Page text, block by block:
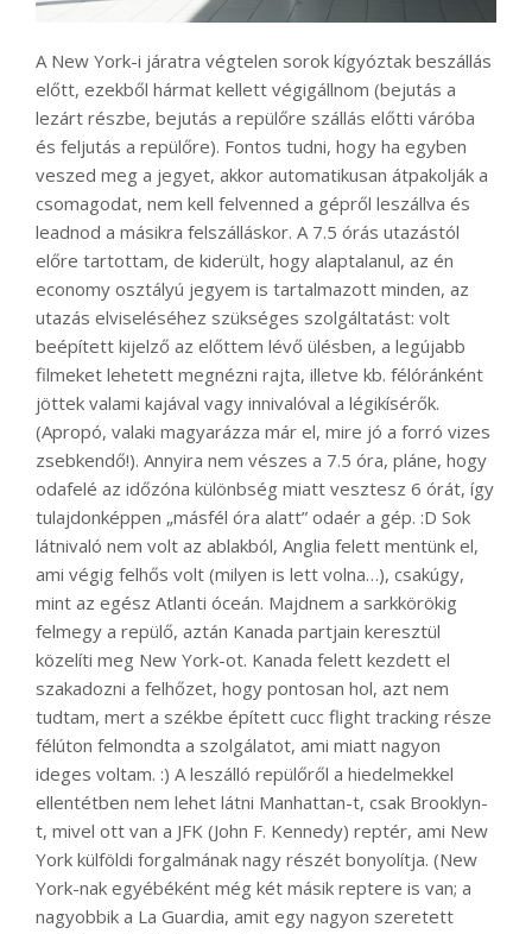
A New York-i járatra végtelen sorok kígyóztak beszállás
előtt, ezekből hármat kellett végigállnom (bejutás a
lezárt részbe, bejutás a repülőre szállás előtti váróba
és feljutás a repülőre). Fontos tudni, hogy ha egyben
veszed meg a jegyet, akkor automatikusan átpakolják a
csomagodat, nem kell felvenned a gépről leszállva és
leadnod a másikra felszálláskor. A 7.5 órás utazástól
előre tartottam, de kiderült, hogy alaptalanul, az én
economy osztályú jegyem is tartalmazott minden, az
utazás elviseléséhez szükséges szolgáltatást: volt
beépített kijelző az előttem lévő ülésben, a legújabb
filmeket lehetett megnézni rajta, illetve kb. félóránként
jöttek valami kajával vagy innivalóval a légikísérők.
(Apropó, valaki magyarázza már el, mire jó a forró vizes
zsebkendő!). Annyira nem vészes a 7.5 óra, pláne, hogy
odafelé az időzóna különbség miatt vesztesz 6 órát, így
tulajdonképpen „másfél óra alatt” odaér a gép. :D Sok
látnivaló nem volt az ablakból, Anglia felett mentünk el,
ami végig felhős volt (milyen is lett volna…), csakúgy,
mint az egész Atlanti óceán. Majdnem a sarkkörökig
felmegy a repülő, aztán Kanada partjain keresztül
közelíti meg New York-ot. Kanada felett kezdett el
szakadozni a felhőzet, hogy pontosan hol, azt nem
tudtam, mert a székbe épített cucc flight tracking része
félúton felmondta a szolgálatot, ami miatt nagyon
ideges voltam. :) A leszálló repülőről a hiedelmekkel
ellentétben nem lehet látni Manhattan-t, csak Brooklyn-
t, mivel ott van a JFK (John F. Kennedy) reptér, ami New
York külföldi forgalmának nagy részét bonyolítja. (New
York-nak egyébéként még két másik reptere is van; a
nagyobbik a La Guardia, amit egy nagyon szeretett